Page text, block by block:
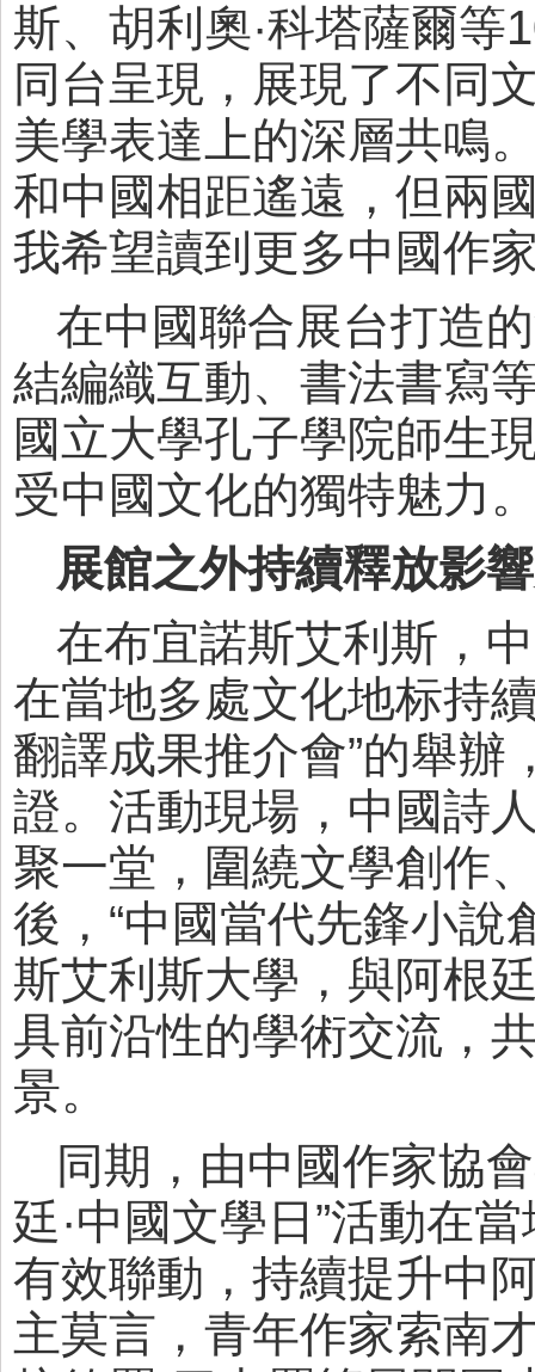
斯、胡利奧·科塔薩爾
同台呈現，展現了不同
美學表達上的深層共鳴
和中國相距遙遠，但兩
我希望讀到更多中國作
在中國聯合展台打造
結編織互動、書法書寫
國立大學孔子學院師生
受中國文化的獨特魅力
展館之外持續釋放影
在布宜諾斯艾利斯，
在當地多處文化地标持
翻譯成果推介會”的舉
證。活動現場，中國詩
聚一堂，圍繞文學創作
後，“中國當代先鋒小說
斯艾利斯大學，與阿根
具前沿性的學術交流，
景。
同期，由中國作家協
廷·中國文學日”活動在
有效聯動，持續提升中
主莫言，青年作家索南